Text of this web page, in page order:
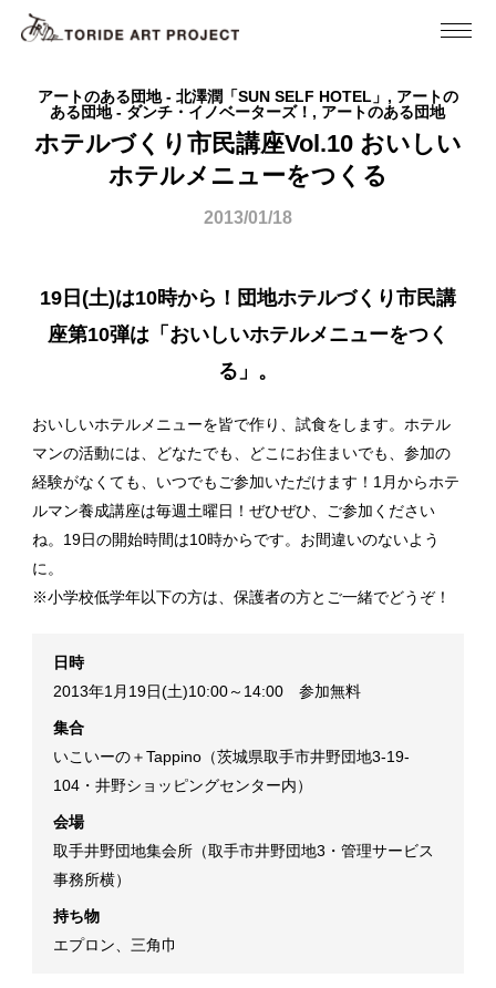
アートのある団地 - 北澤潤「SUN SELF HOTEL」, アートの
ある団地 - ダンチ・イノベーターズ！, アートのある団地
ホテルづくり市民講座Vol.10 おいしい
ホテルメニューをつくる
2013/01/18
19日(土)は10時から！団地ホテルづくり市民講
座第10弾は「おいしいホテルメニューをつく
る」。
おいしいホテルメニューを皆で作り、試食をします。ホテル
マンの活動には、どなたでも、どこにお住まいでも、参加の
経験がなくても、いつでもご参加いただけます！1月からホテ
ルマン養成講座は毎週土曜日！ぜひぜひ、ご参加ください
ね。19日の開始時間は10時からです。お間違いのないよう
に。
※小学校低学年以下の方は、保護者の方とご一緒でどうぞ！
日時
2013年1月19日(土)10:00～14:00 参加無料
集合
いこいーの＋Tappino（茨城県取手市井野団地3-19-
104・井野ショッピングセンター内）
会場
取手井野団地集会所（取手市井野団地3・管理サービス
事務所横）
持ち物
エプロン、三角巾